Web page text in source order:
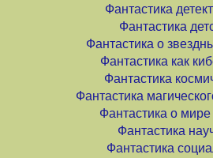
Фантастика
Фантастика
Фантастика о
Фантастика как
Фантастика
Фантастика
Фантастика о мире
Фантастика
Фантастика